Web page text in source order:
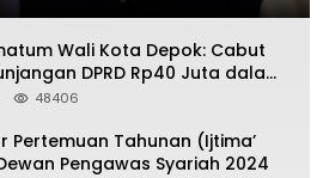
Wali Kota Depok: Cabut
DPRD Rp40 Juta dalam
Hadapi Aksi Rakyat
48406
Pertemuan Tahunan (Ijtima’
Pengawas Syariah 2024